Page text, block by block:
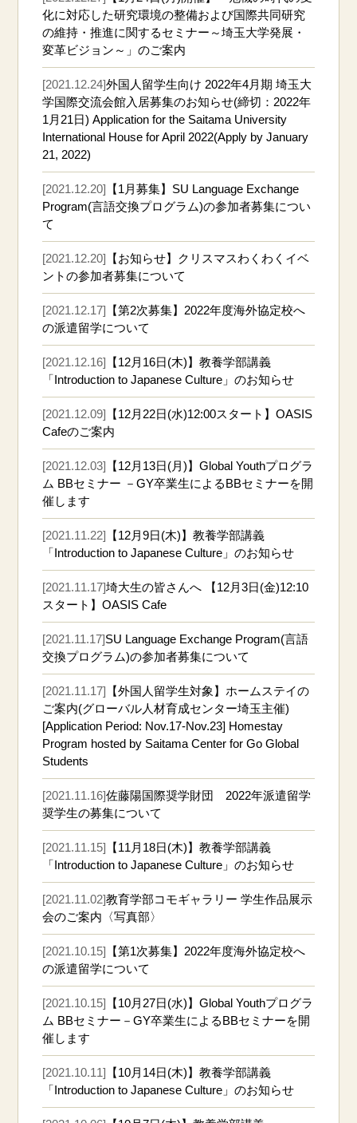
化に対応した研究環境の整備および国際共同研究
の維持・推進に関するセミナー～埼玉大学発展・
変革ビジョン～」のご案内
[2021.12.24]外国人留学生向け 2022年4月期 埼玉大
学国際交流会館入居募集のお知らせ(締切：2022年
1月21日) Application for the Saitama University
International House for April 2022(Apply by January
21, 2022)
[2021.12.20] 【1月募集】SU Language Exchange
Program(言語交換プログラム)の参加者募集につい
て
[2021.12.20] 【お知らせ】クリスマスわくわくイベ
ントの参加者募集について
[2021.12.17] 【第2次募集】2022年度海外協定校へ
の派遣留学について
[2021.12.16] 【12月16日(木)】教養学部講義
「Introduction to Japanese Culture」のお知らせ
[2021.12.09] 【12月22日(水)12:00スタート】OASIS
Cafeのご案内
[2021.12.03] 【12月13日(月)】Global Youthプログラ
ム BBセミナー －GY卒業生によるBBセミナーを開
催します
[2021.11.22] 【12月9日(木)】教養学部講義
「Introduction to Japanese Culture」のお知らせ
[2021.11.17]埼大生の皆さんへ 【12月3日(金)12:10
スタート】OASIS Cafe
[2021.11.17]SU Language Exchange Program(言語
交換プログラム)の参加者募集について
[2021.11.17] 【外国人留学生対象】ホームステイの
ご案内(グローバル人材育成センター埼玉主催)
[Application Period: Nov.17-Nov.23] Homestay
Program hosted by Saitama Center for Go Global
Students
[2021.11.16]佐藤陽国際奨学財団 2022年派遣留学
奨学生の募集について
[2021.11.15] 【11月18日(木)】教養学部講義
「Introduction to Japanese Culture」のお知らせ
[2021.11.02]教育学部コモギャラリー 学生作品展示
会のご案内〈写真部〉
[2021.10.15] 【第1次募集】2022年度海外協定校へ
の派遣留学について
[2021.10.15] 【10月27日(水)】Global Youthプログラ
ム BBセミナー－GY卒業生によるBBセミナーを開
催します
[2021.10.11] 【10月14日(木)】教養学部講義
「Introduction to Japanese Culture」のお知らせ